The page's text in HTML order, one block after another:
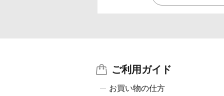
ご利用ガイド
お買い物の仕方